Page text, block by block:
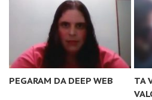
PEGARAM DA DEEP WEB
TA